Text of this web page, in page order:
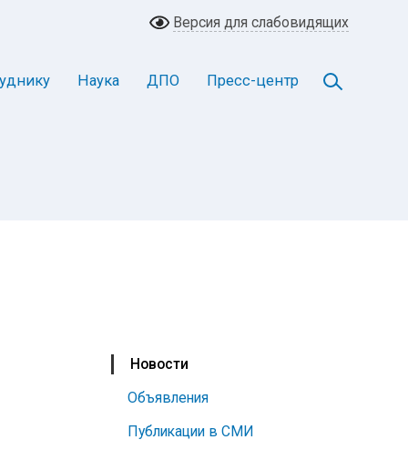
Версия для слабовидящих
Наука ДПО Пресс-центр
Новости
Объявления
Публикации в СМИ